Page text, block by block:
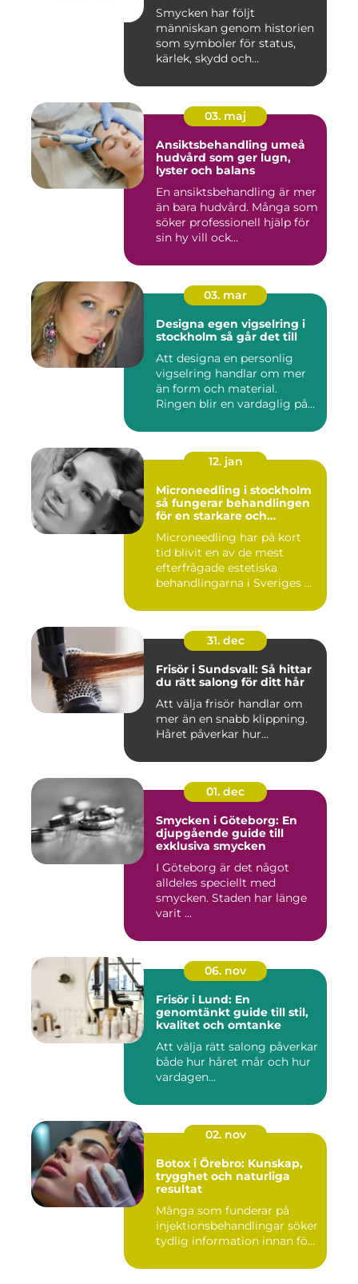
Smycken har följt
människan genom historien
som symboler för status,
kärlek, skydd och
03. maj
Ansiktsbehandling umeå
hudvård som ger lugn,
lyster och balans
En ansiktsbehandling är mer
än bara hudvård. Många som
söker professionell hjälp för
sin hy vill ock...
03. mar
Designa egen vigselring i
stockholm så går det till
Att designa en personlig
vigselring handlar om mer
än form och material.
Ringen blir en vardaglig på...
12. jan
Microneedling i stockholm
så fungerar behandlingen
för en starkare och
Microneedling har på kort
tid blivit en av de mest
efterfrågade estetiska
behandlingarna i Sveriges ...
31. dec
Frisör i Sundsvall: Så hittar
du rätt salong för ditt hår
Att välja frisör handlar om
mer än en snabb klippning.
Håret påverkar hur...
01. dec
Smycken i Göteborg: En
djupgående guide till
exklusiva smycken
I Göteborg är det något
alldeles speciellt med
smycken. Staden har länge
varit ...
06. nov
Frisör i Lund: En
genomtänkt guide till stil,
kvalitet och omtanke
Att välja rätt salong påverkar
både hur håret mår och hur
vardagen...
02. nov
Botox i Örebro: Kunskap,
trygghet och naturliga
resultat
Många som funderar på
injektionsbehandlingar söker
tydlig information innan fö...